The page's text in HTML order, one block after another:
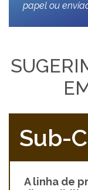
papel ou
Sub-
A linha de